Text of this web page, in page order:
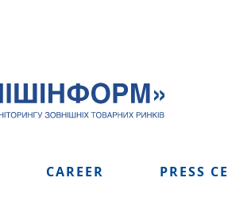
CAREER PRESS